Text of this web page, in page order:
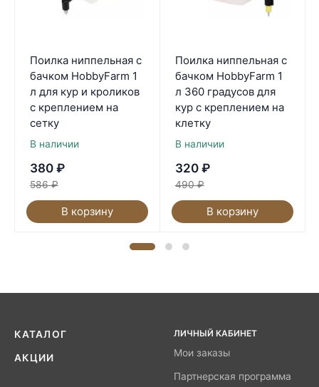
Поилка ниппельная с
бачком HobbyFarm 1
л для кур и кроликов
с креплением на
сетку
В наличии
380 ₽
586 ₽
В корзину
Поилка ниппельная с
бачком HobbyFarm 1
л 360 градусов для
кур с креплением на
клетку
В наличии
320 ₽
490 ₽
В корзину
КАТАЛОГ
АКЦИИ
ЛИЧНЫЙ КАБИНЕТ
Мои заказы
Партнерская программа